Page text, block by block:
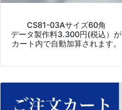
CS81-03Aサイズ60角
データ製作料3.300円(税込）が
カート内で自動加算されます。